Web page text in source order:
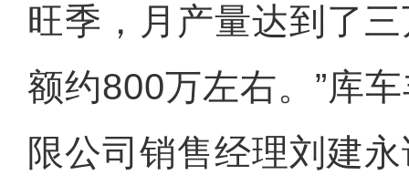
旺季，月产量达到了
额约800万左右。”库
限公司销售经理刘建